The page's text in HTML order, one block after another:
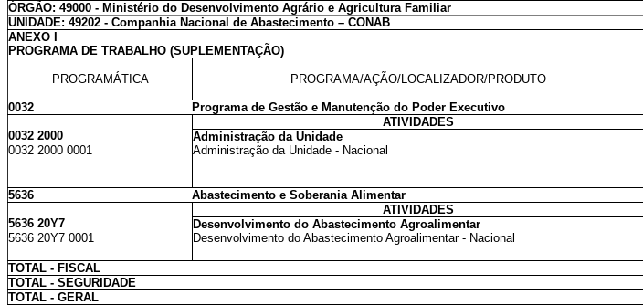
ÓRGÃO: 49000 - Ministério do Desenvolvimento Agrário e Agricultura Familiar
UNIDADE: 49202 - Companhia Nacional de Abastecimento – CONAB
ANEXO I
PROGRAMA DE TRABALHO (SUPLEMENTAÇÃO)
PROGRAMÁTICA PROGRAMA/AÇÃO/LOCALIZADOR/PRODUTO
0032 Programa de Gestão e Manutenção do Poder Executivo
ATIVIDADES
0032 2000
Administração da Unidade
0032 2000 0001
Administração da Unidade - Nacional
5636
Abastecimento e Soberania Alimentar
ATIVIDADES
5636 20Y7
Desenvolvimento do Abastecimento Agroalimentar
5636 20Y7 0001
Desenvolvimento do Abastecimento Agroalimentar - Nacional
TOTAL - FISCAL
TOTAL - SEGURIDADE
TOTAL - GERAL